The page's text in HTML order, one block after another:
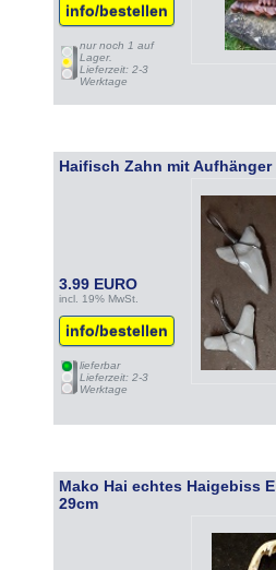
info/bestellen
nur noch 1 auf
Lager.
Lieferzeit: 2-3
Werktage
Haifisch Zahn mit Aufhänger
3.99 EURO
incl. 19% MwSt.
info/bestellen
lieferbar
Lieferzeit: 2-3
Werktage
Mako Hai echtes Haigebiss
29cm